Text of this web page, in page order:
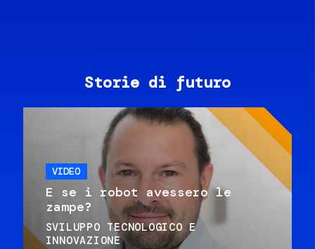
Storie di futuro
VIDEO
E se i robot avessero le
zampe?
SVILUPPO TECNOLOGICO E
INNOVAZIONE